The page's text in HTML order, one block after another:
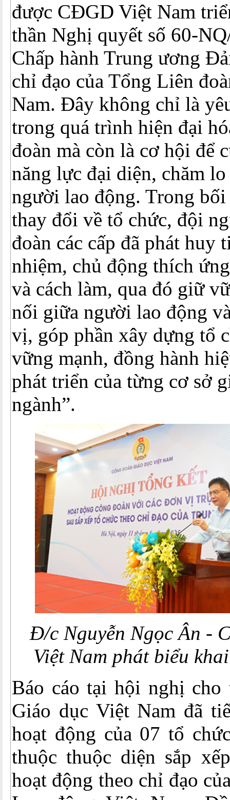
được CĐGD Việt Nam
thần Nghị quyết số 60-
Chấp hành Trung ương
chỉ đạo của Tổng Liên
Nam. Đây không chỉ là
trong quá trình hiện đại
đoàn mà còn là cơ hội để
năng lực đại diện, chăm
người lao động. Trong bối
thay đổi về tổ chức, đội
đoàn các cấp đã phát huy
nhiệm, chủ động thích
và cách làm, qua đó giữ
nối giữa người lao động
vị, góp phần xây dựng tổ
vững mạnh, đồng hành
phát triển của từng cơ sở
ngành”.
Đ/c Nguyễn Ngọc Ân -
Việt Nam phát biểu
Báo cáo tại hội nghị cho
Giáo dục Việt Nam đã
hoạt động của 07 tổ
thuộc thuộc diện sắp
hoạt động theo chỉ đạo